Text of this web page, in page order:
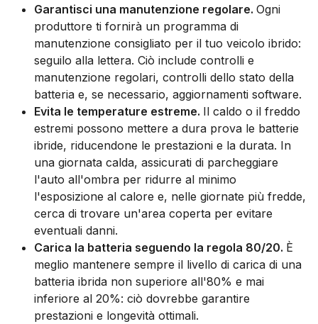
Garantisci una manutenzione regolare. Ogni
produttore ti fornirà un programma di
manutenzione consigliato per il tuo veicolo ibrido:
seguilo alla lettera. Ciò include controlli e
manutenzione regolari, controlli dello stato della
batteria e, se necessario, aggiornamenti software.
Evita le temperature estreme. Il caldo o il freddo
estremi possono mettere a dura prova le batterie
ibride, riducendone le prestazioni e la durata. In
una giornata calda, assicurati di parcheggiare
l'auto all'ombra per ridurre al minimo
l'esposizione al calore e, nelle giornate più fredde,
cerca di trovare un'area coperta per evitare
eventuali danni.
Carica la batteria seguendo la regola 80/20. È
meglio mantenere sempre il livello di carica di una
batteria ibrida non superiore all'80% e mai
inferiore al 20%: ciò dovrebbe garantire
prestazioni e longevità ottimali.